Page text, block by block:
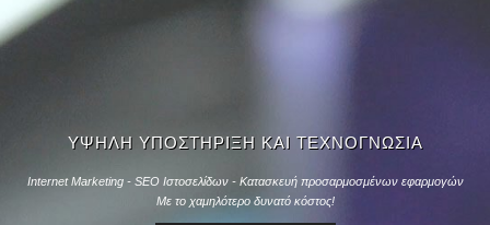
ΥΨΗΛΗ ΥΠΟΣΤΗΡΙΞΗ ΚΑΙ ΤΕΧΝΟΓΝΩΣΙΑ
Internet Marketing - SEO Ιστοσελίδων - Κατασκευή προσαρμοσμένων εφαρμογών
Με το χαμηλότερο δυνατό κόστος!